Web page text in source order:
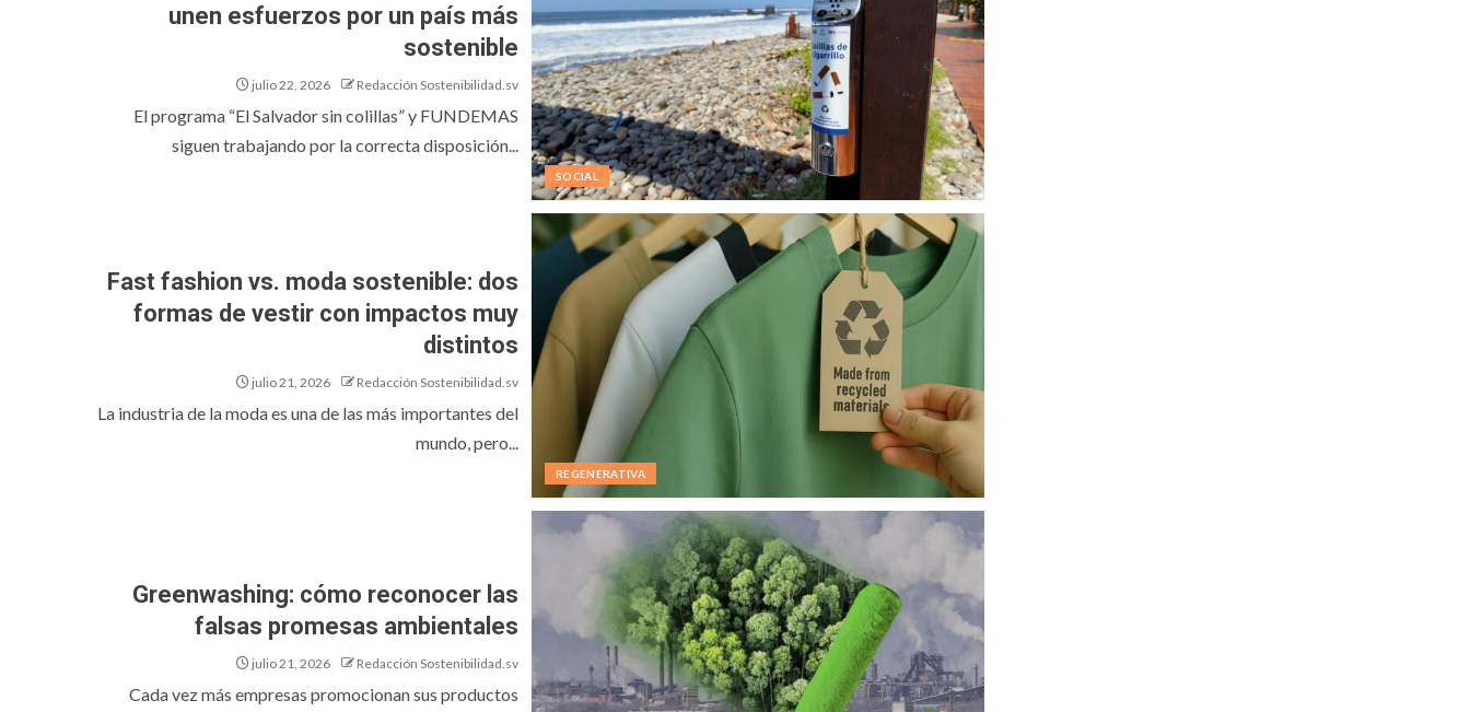
SOCIAL
unen esfuerzos por un país más
sostenible
julio 22, 2026 Redacción Sostenibilidad.sv
El programa “El Salvador sin colillas” y FUNDEMAS
siguen trabajando por la correcta disposición...
REGENERATIVA
Fast fashion vs. moda sostenible: dos
formas de vestir con impactos muy
distintos
julio 21, 2026 Redacción Sostenibilidad.sv
La industria de la moda es una de las más importantes del
mundo, pero...
Greenwashing: cómo reconocer las
falsas promesas ambientales
julio 21, 2026 Redacción Sostenibilidad.sv
Cada vez más empresas promocionan sus productos